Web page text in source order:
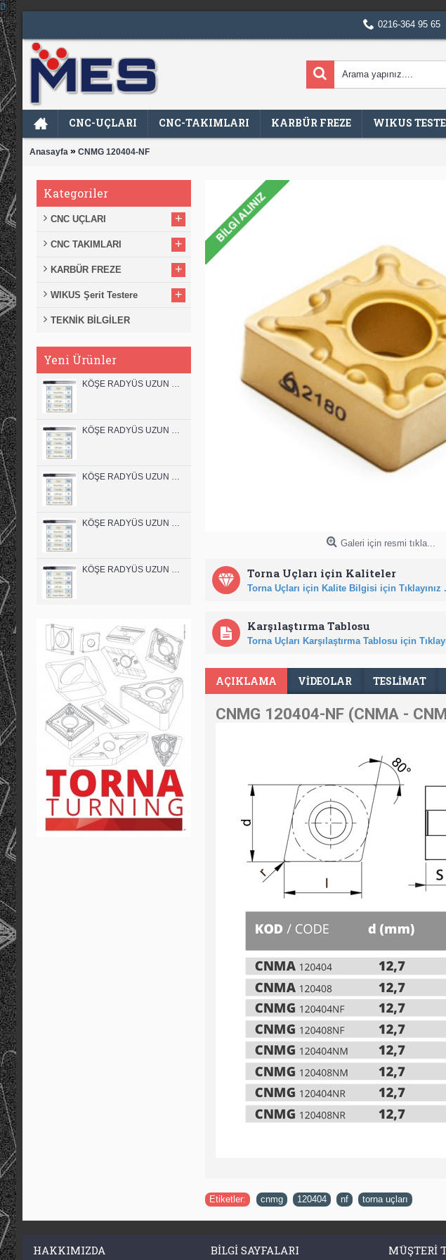
0216-364 95 65
CNC-UÇLARI CNC-TAKIMLARI KARBÜR FREZE WIKUS
Anasayfa » CNMG 120404-NF
Kategoriler
CNC UÇLARI +
CNC TAKIMLARI +
KARBÜR FREZE +
WIKUS Şerit Testere +
TEKNİK BİLGİLER
Yeni Ürünler
Galeri için resmi tıkla...
Torna Uçları için Kaliteler
Torna Uçları için Kalite Bilgisi için Tıklayınız
Karşılaştırma Tablosu
Torna Uçları Karşılaştırma Tablosu için
AÇIKLAMA VIDEOLAR TESLIMAT
CNMG 120404-NF (CNMA -
Etiketler: cnmg 120404 nf torna uçları
HAKKIMIZDA BILGI SAYFALARI MÜŞTERI